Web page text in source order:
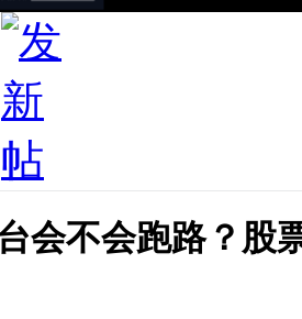
会不会跑路？股